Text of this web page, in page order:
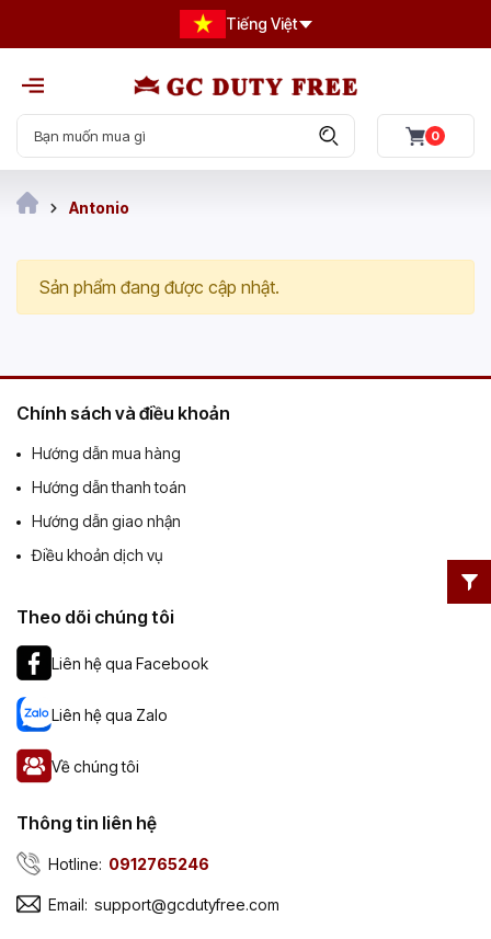
Tiếng Việt
0
Antonio
Sản phẩm đang được cập nhật.
Chính sách và điều khoản
Hướng dẫn mua hàng
Hướng dẫn thanh toán
Hướng dẫn giao nhận
Điều khoản dịch vụ
Theo dõi chúng tôi
Liên hệ qua Facebook
Liên hệ qua Zalo
Về chúng tôi
Thông tin liên hệ
Hotline: 0912765246
Email: support@gcdutyfree.com